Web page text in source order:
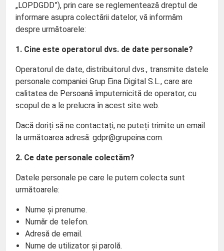
„LOPDGDD”), prin care se reglementează dreptul de
informare asupra colectării datelor, vă informăm
despre următoarele:
1. Cine este operatorul dvs. de date personale?
Operatorul de date, distribuitorul dvs., transmite datele
personale companiei Grup Eina Digital S.L., care are
calitatea de Persoană împuternicită de operator, cu
scopul de a le prelucra în acest site web.
Dacă doriți să ne contactați, ne puteți trimite un email
la următoarea adresă: gdpr@grupeina.com.
2. Ce date personale colectăm?
Datele personale pe care le putem colecta sunt
următoarele:
Nume și prenume.
Număr de telefon.
Adresă de email.
Nume de utilizator și parolă.